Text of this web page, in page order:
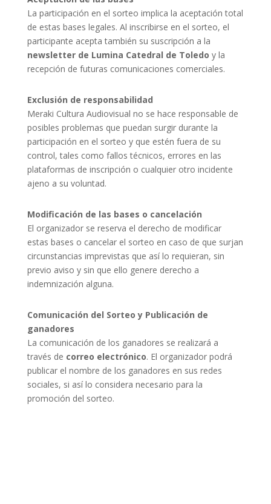
La participación en el sorteo implica la aceptación total
de estas bases legales. Al inscribirse en el sorteo, el
participante acepta también su suscripción a la
newsletter de Lumina Catedral de Toledo y la
recepción de futuras comunicaciones comerciales.
Exclusión de responsabilidad
Meraki Cultura Audiovisual no se hace responsable de
posibles problemas que puedan surgir durante la
participación en el sorteo y que estén fuera de su
control, tales como fallos técnicos, errores en las
plataformas de inscripción o cualquier otro incidente
ajeno a su voluntad.
Modificación de las bases o cancelación
El organizador se reserva el derecho de modificar
estas bases o cancelar el sorteo en caso de que surjan
circunstancias imprevistas que así lo requieran, sin
previo aviso y sin que ello genere derecho a
indemnización alguna.
Comunicación del Sorteo y Publicación de
ganadores
La comunicación de los ganadores se realizará a
través de correo electrónico. El organizador podrá
publicar el nombre de los ganadores en sus redes
sociales, si así lo considera necesario para la
promoción del sorteo.